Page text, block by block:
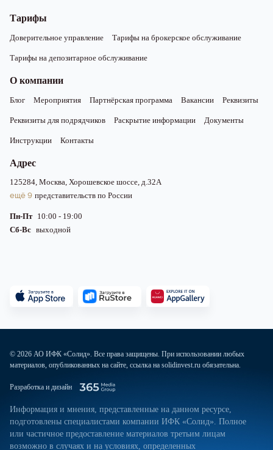
Тарифы
Доверительное управление Тарифы на брокерское обслуживание
Тарифы на депозитарное обслуживание
О компании
Блог Мероприятия Партнёрская программа Вакансии Реквизиты
Реквизиты для подрядчиков Раскрытие информации Документы
Инструкции Контакты
Адрес
125284, Москва, Хорошевское шоссе, д.32А
ещё 9 представительств по России
Пн-Пт 10:00 - 19:00
Сб-Вс выходной
© 2026 АО ИФК «Солид». Все права защищены. При использовании любых
материалов, опубликованных на сайте, ссылка на solidinvest.ru обязательна.
Разработка и дизайн
Информация и мнения, представленные на данном ресурсе,
подготовлены специалистами компании ИФК «Солид». Полное
или частичное предоставление материалов третьим лицам
возможно в случаях и на условиях, определенных